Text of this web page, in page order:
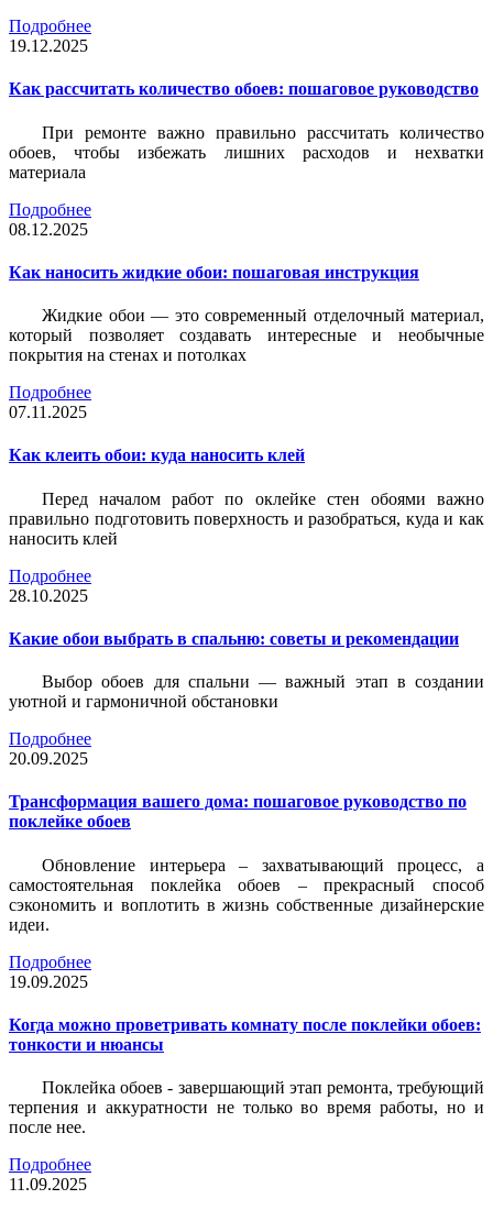
Подробнее
19.12.2025
Как рассчитать количество обоев: пошаговое руководство
При ремонте важно правильно рассчитать количество
обоев, чтобы избежать лишних расходов и нехватки
материала
Подробнее
08.12.2025
Как наносить жидкие обои: пошаговая инструкция
Жидкие обои — это современный отделочный материал,
который позволяет создавать интересные и необычные
покрытия на стенах и потолках
Подробнее
07.11.2025
Как клеить обои: куда наносить клей
Перед началом работ по оклейке стен обоями важно
правильно подготовить поверхность и разобраться, куда и как
наносить клей
Подробнее
28.10.2025
Какие обои выбрать в спальню: советы и рекомендации
Выбор обоев для спальни — важный этап в создании
уютной и гармоничной обстановки
Подробнее
20.09.2025
Трансформация вашего дома: пошаговое руководство по
поклейке обоев
Обновление интерьера – захватывающий процесс, а
самостоятельная поклейка обоев – прекрасный способ
сэкономить и воплотить в жизнь собственные дизайнерские
идеи.
Подробнее
19.09.2025
Когда можно проветривать комнату после поклейки обоев:
тонкости и нюансы
Поклейка обоев - завершающий этап ремонта, требующий
терпения и аккуратности не только во время работы, но и
после нее.
Подробнее
11.09.2025